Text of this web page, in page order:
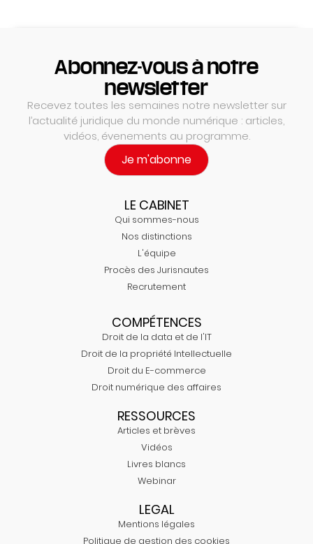
Abonnez-vous à notre
newsletter
Recevez toutes les semaines notre newsletter sur
l’actualité juridique du monde numérique : articles,
vidéos, évenements au programme.
Je m'abonne
LE CABINET
Qui sommes-nous
Nos distinctions
L'équipe
Procès des Jurisnautes
Recrutement
COMPÉTENCES
Droit de la data et de l'IT
Droit de la propriété Intellectuelle
Droit du E-commerce
Droit numérique des affaires
RESSOURCES
Articles et brèves
Vidéos
Livres blancs
Webinar
LEGAL
Mentions légales
Politique de gestion des cookies